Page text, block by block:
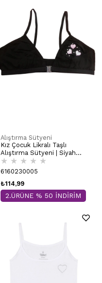
Alıştırma Sütyeni
Kız Çocuk Likralı Taşlı
Alıştırma Sütyeni | Siyah
K0872
★ ★ ★ ★ ★
6160230005
₺114,99
2.ÜRÜNE % 50 İNDİRİM